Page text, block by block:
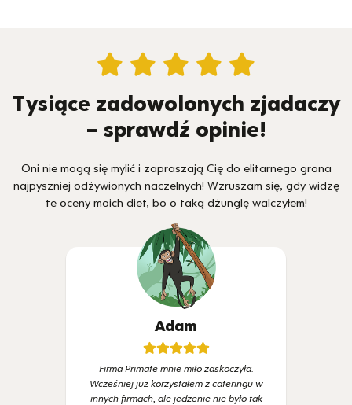
Tysiące zadowolonych zjadaczy
– sprawdź opinie!
Oni nie mogą się mylić i zapraszają Cię do elitarnego grona
najpyszniej odżywionych naczelnych! Wzruszam się, gdy widzę
te oceny moich diet, bo o taką dżunglę walczyłem!
Adam
Firma Primate mnie miło zaskoczyła.
Wcześniej już korzystałem z cateringu w
innych firmach, ale jedzenie nie było tak